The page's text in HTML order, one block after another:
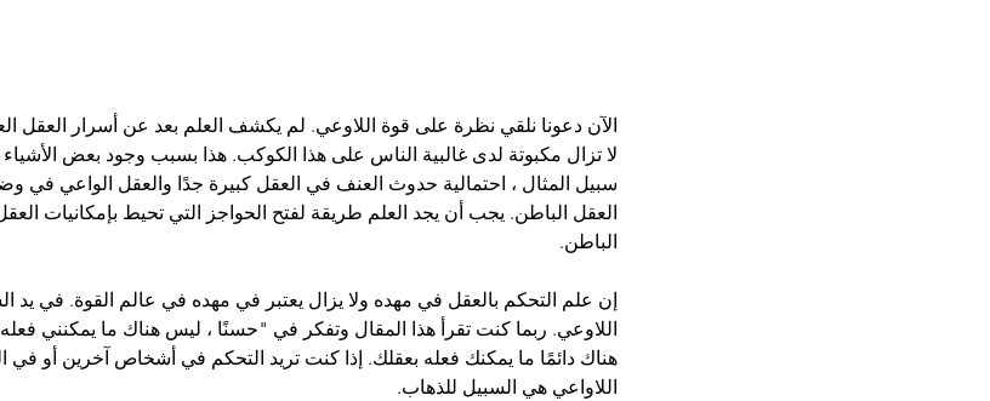
الآن دعونا نلقي نظرة على قوة اللاوعي. لم يكشف العلم بعد عن أسرار العقل
لا تزال مكبوتة لدى غالبية الناس على هذا الكوكب. هذا بسبب وجود بعض
سبيل المثال ، احتمالية حدوث العنف في العقل كبيرة جدًا والعقل الواعي في
العقل الباطن. يجب أن يجد العلم طريقة لفتح الحواجز التي تحيط بإمكانيات
الباطن.
إن علم التحكم بالعقل في مهده ولا يزال يعتبر في مهده في عالم القوة. في
اللاوعي. ربما كنت تقرأ هذا المقال وتفكر في "حسنًا ، ليس هناك ما يمكنني
هناك دائمًا ما يمكنك فعله بعقلك. إذا كنت تريد التحكم في أشخاص آخرين أو في
اللاواعي هي السبيل للذهاب.